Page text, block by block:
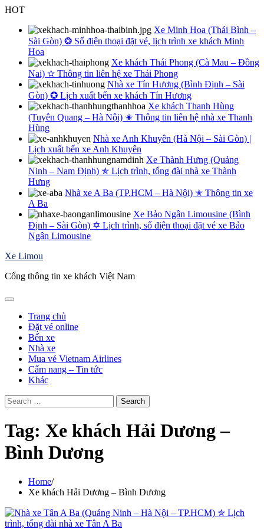
Skip
content
HOT
Xe Minh Hoa (Thái Bình –
Sài Gòn) ❂ Số điện thoại đặt vé, lịch trình xe khách Minh
Hoa
Xe khách Thái Phong (Cà Mau – Đồng
Nai) ✫ Thông tin liên hệ xe Thái Phong
Nhà xe Tín Hương (Bình Định – Sài
Gòn) ✪ Lịch xuất bến xe khách Tín Hương
Xe khách Thanh Hùng
(Tuyên Quang – Hà Nội) ✬ Thông tin liên hệ nhà xe Thanh
Hùng
Nhà xe Anh Khuyên (Hà Nội – Sài Gòn) |
Lịch xuất bến xe Anh Khuyên
Xe Thành Hưng (Quảng
Ninh – Nam Định) ✯ Lịch trình, tổng đài nhà xe Thành
Hưng
Nhà xe A Ba (TP.HCM – Hà Nội) ✭ Thông tin xe
A Ba
Xe Bảo Ngân Limousine (Bình
Định – Sài Gòn) ✡ Lịch trình, số điện thoại đặt vé xe Bảo
Ngân Limousine
Xe Limou
Cổng thông tin xe khách Việt Nam
Trang chủ
Đặt vé online
Bến xe
Nhà xe
Mua vé Vietnam Airlines
Cẩm nang – Tin tức
Khác
Search
for:
Tag: Xe khách Hải Dương –
Bình Dương
Home
Xe khách Hải Dương – Bình Dương